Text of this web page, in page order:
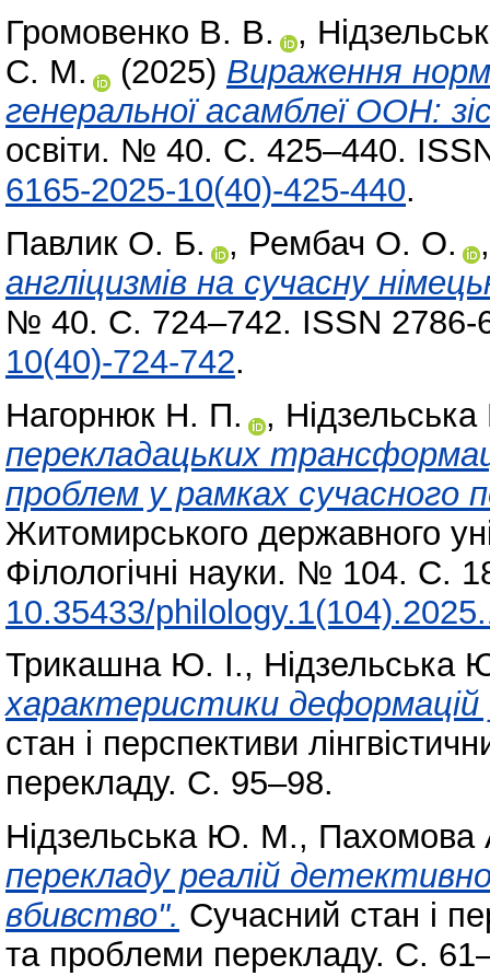
Громовенко В. В.
,
С. М.
(2025) Вираження
генеральної асамблеї ООН:
освіти. № 40. С. 425–440.
6165-2025-10(40)-425-440.
Павлик О. Б.
, Рембач О. О.
англіцизмів на сучасну
№ 40. С. 724–742. ISSN 2786-
10(40)-724-742.
Нагорнюк Н. П.
,
перекладацьких
проблем у рамках сучасного
Житомирського державного
Філологічні науки. № 104. С.
10.35433/
Трикашна Ю. І., Нідзельська
характеристики деформацій
стан і перспективи
перекладу. С. 95–98.
Нідзельська Ю. М.,
перекладу реалій
вбивство". Сучасний стан і
та проблеми перекладу. С.